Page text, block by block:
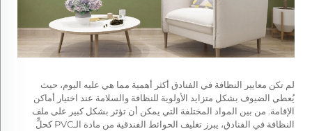
لم تكن معايير النظافة في الفنادق أكثر أهمية مما هي عليه اليوم، حيث
يُعطي الضيوف بشكل متزايد الأولوية للنظافة والسلامة عند اختيار أماكن
الإقامة. من بين المواد المختلفة التي يمكن أن تؤثر بشكل كبير على ملف
النظافة في الفنادق، يبرز تغليف الحوائط الفندقية من مادة الـPVC كحلٍّ